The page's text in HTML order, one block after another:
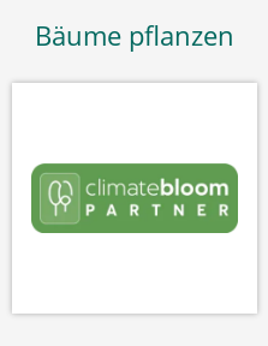
Bäume pflanzen